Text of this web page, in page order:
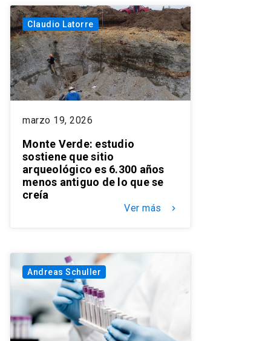
Claudio Latorre
marzo 19, 2026
Monte Verde: estudio
sostiene que sitio
arqueológico es 6.300 años
menos antiguo de lo que se
creía
Ver más keyboard_arrow_right
Andreas Schuller